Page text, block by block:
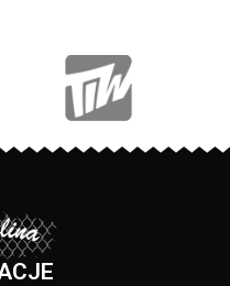
zapewniają pełny komfort
widzenia - dzięki warstwom
ochronnym szkła zachowują
ulegają rozwarstwieniu. -
chroni wzrok przed skutkami
oddziaływania promieniowania
ultrafioletowego oraz ogranicza